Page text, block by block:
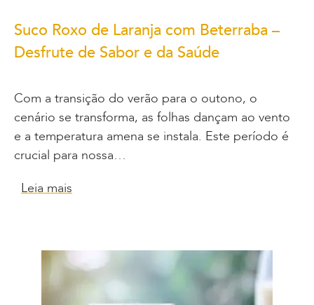
Suco Roxo de Laranja com Beterraba –
Desfrute de Sabor e da Saúde
Com a transição do verão para o outono, o
cenário se transforma, as folhas dançam ao vento
e a temperatura amena se instala. Este período é
crucial para nossa…
Leia mais